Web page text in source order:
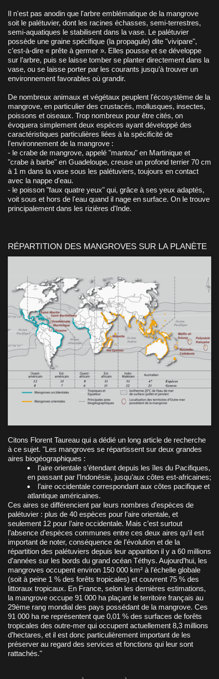
Il n'est pas anodin que l'arbre emblématique de la mangrove
soit le palétuvier, dont les racines échasses, semi-terrestres,
semi-aquatiques le stabilisent dans la vase. Le palétuvier
possède une graine spécifique (la propagule) dite "vivipare",
c’est-à-dire « prête à germer ». Elles pousse et se développe
sur l’arbre, puis se laisse tomber se planter directement dans la
vase, ou se laisse porter par les courants jusqu’à trouver un
environnement favorables où grandir.
De nombreux animaux et végétaux peuplent l'écosystème de la
mangrove, en particulier des crustacés, mollusques, insectes,
poissons et oiseaux. Trop nombreux pour être cités, on
évoquera simplement deux espèces ayant développé des
caractéristiques particulières liées à la spécificité de
l'environnement de la mangrove :
- le crabe de mangrove, appelé "mantou" en Martinique et
"crabe à barbe" en Guadeloupe, creuse un profond terrier 70 cm
à 1 m dans la vase sous les palétuviers, toujours en contact
avec la nappe d'eau.
- le poisson "faux quatre yeux" qui, grâce à ses yeux adaptés,
voit sous et hors de l'eau quand il nage en surface. On le trouve
principalement dans les rizières d'Inde.
RÉPARTITION DES MANGROVES SUR LA PLANÈTE
Citons Florent Taureau qui a dédié un long article de recherche
à ce sujet. "Les mangroves se répartissent sur deux grandes
aires biogéographiques :
l’aire orientale s’étendant depuis les îles du Pacifiques,
en passant par l’Indonésie, jusqu’aux côtes est-africaines;
l’aire occidentale correspondant aux côtes pacifique et
atlantique américaines.
Ces aires se différencient par leurs nombres d’espèces de
palétuvier : plus de 40 espèces pour l’aire orientale, et
seulement 12 pour l’aire occidentale. Mais c’est surtout
l’absence d’espèces communes entre ces deux aires qu’il est
important de noter, conséquence de l’évolution et de la
répartition des palétuviers depuis leur apparition il y a 60 millions
d’années sur les bords du grand océan Téthys. Aujourd’hui, les
mangroves occupent environ 150 000 km² à l’échelle globale
(soit à peine 1 % des forêts tropicales) et couvrent 75 % des
littoraux tropicaux. En France, selon les dernières estimations,
la mangrove occupe 91 000 ha plaçant le territoire français au
29ème rang mondial des pays possédant de la mangrove. Ces
91 000 ha ne représentent que 0,01 % des surfaces de forêts
tropicales des outre-mer qui occupent actuellement 8,3 millions
d’hectares, et il est donc particulièrement important de les
préserver au regard des services et fonctions qui leur sont
rattachés."